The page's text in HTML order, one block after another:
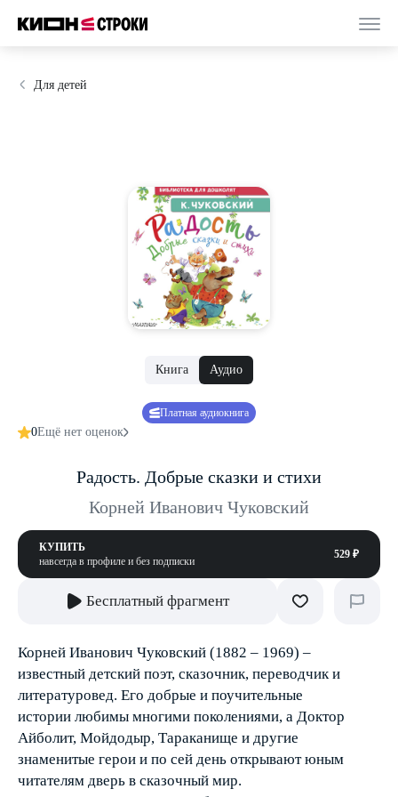
Для детей
Книга Аудио
Платная аудиокнига
0Ещё нет оценок
Радость. Добрые сказки и стихи
Корней Иванович Чуковский
КУПИТЬ
навсегда в профиле и без подписки
529 ₽
Бесплатный фрагмент
Корней Иванович Чуковский (1882 – 1969) –
известный детский поэт, сказочник, переводчик и
литературовед. Его добрые и поучительные
истории любимы многими поколениями, а Доктор
Айболит, Мойдодыр, Тараканище и другие
знаменитые герои и по сей день открывают юным
читателям дверь в сказочный мир.